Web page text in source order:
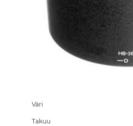
the
of
Väri
Takuu